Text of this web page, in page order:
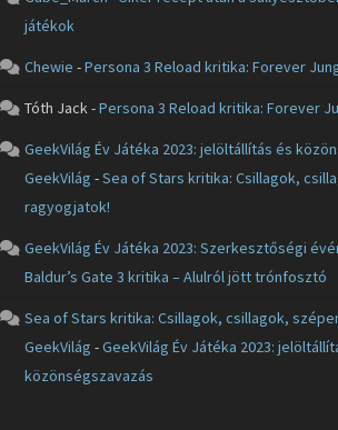
játékok
Chewie -Persona 3 Reload kritika: Forever
Tóth Jack-Persona 3 Reload kritika: Forever
GeekVilág Év Játéka 2023: jelöltállítás és
GeekVilág -Sea of Stars kritika: Csillagok,
ragyogjatok!
GeekVilág Év Játéka 2023: Szerkesztőségi
Baldur’s Gate 3 kritika – Alulról jött trónfosztó
Sea of Stars kritika: Csillagok, csillagok,
GeekVilág -GeekVilág Év Játéka 2023:
közönségszavazás